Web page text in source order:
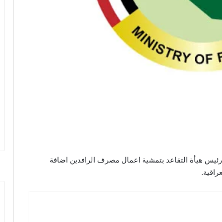
هيأة التقاعد بتمشية اعمال مصرف الرافدين اضافة